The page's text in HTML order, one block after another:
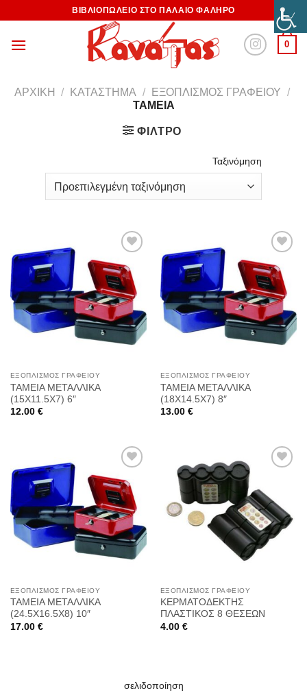
ΒΙΒΛΙΟΠΩΛΕΙΟ ΣΤΟ ΠΑΛΑΙΟ ΦΑΛΗΡΟ
0
ΑΡΧΙΚΉ / ΚΑΤΆΣΤΗΜΑ / ΕΞΟΠΛΙΣΜΌΣ ΓΡΑΦΕΊΟΥ /
ΤΑΜΕΊΑ
ΦΊΛΤΡΟ
Ταξινόμηση
Προσθήκη
στη
Wishlist
ΕΞΟΠΛΙΣΜΌΣ ΓΡΑΦΕΊΟΥ
ΤΑΜΕΙΑ ΜΕΤΑΛΛΙΚΑ
(15Χ11.5Χ7) 6″
12.00 €
Προσθήκη
στη
Wishlist
ΕΞΟΠΛΙΣΜΌΣ ΓΡΑΦΕΊΟΥ
ΤΑΜΕΙΑ ΜΕΤΑΛΛΙΚΑ
(18Χ14.5Χ7) 8″
13.00 €
Προσθήκη
στη
Wishlist
ΕΞΟΠΛΙΣΜΌΣ ΓΡΑΦΕΊΟΥ
ΤΑΜΕΙΑ ΜΕΤΑΛΛΙΚΑ
(24.5Χ16.5Χ8) 10″
17.00 €
Προσθήκη
στη
Wishlist
ΕΞΟΠΛΙΣΜΌΣ ΓΡΑΦΕΊΟΥ
ΚΕΡΜΑΤΟΔΕΚΤΗΣ
ΠΛΑΣΤΙΚΟΣ 8 ΘΕΣΕΩΝ
4.00 €
σελιδοποίηση